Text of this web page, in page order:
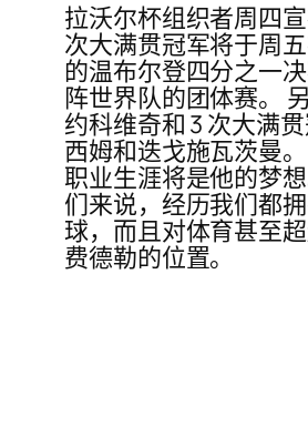
拉沃尔杯组织者周四
次大满贯冠军将于周
的温布尔登四分之一
阵世界队的团体赛。
约科维奇和 3 次大满
西姆和迭戈施瓦茨曼
职业生涯将是他的梦
们来说，经历我们都
球，而且对体育甚至
费德勒的位置。